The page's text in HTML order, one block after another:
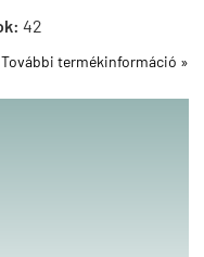
42
További termékinformáció »